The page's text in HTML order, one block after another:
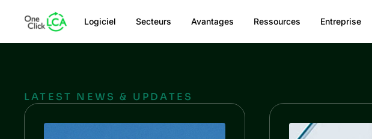
Logiciel Secteurs Avantages Ressources Entreprise
LATEST NEWS & UPDATES